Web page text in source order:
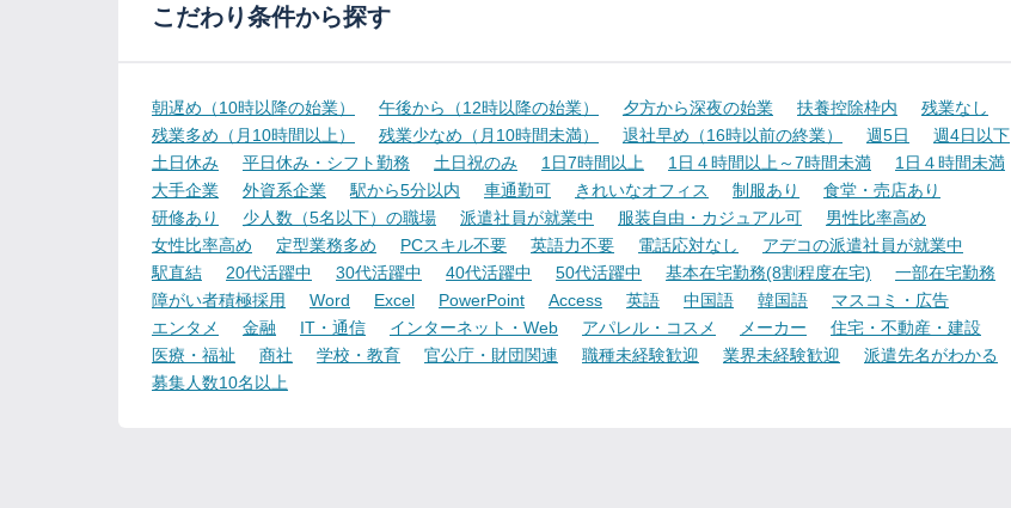
こだわり条件から探す
朝遅め（10時以降の始業） 午後から（12時以降の始業） 夕方から深夜の始業 扶養控除枠内
残業なし
残業多め（月10時間以上）
残業少なめ（月10時間未満） 退社早め（16時以前の終業） 週5日
週4日以下
土日休み
平日休み・シフト勤務 土日祝のみ 1日7時間以上 1日４時間以上～7時間未満
1日４時間未満
大手企業
外資系企業 駅から5分以内 車通勤可 きれいなオフィス 制服あり
食堂・売店あり
研修あり
少人数（5名以下）の職場 派遣社員が就業中 服装自由・カジュアル可
男性比率高め
女性比率高め
定型業務多め PCスキル不要 英語力不要 電話応対なし
アデコの派遣社員が就業中
駅直結
20代活躍中 30代活躍中 40代活躍中 50代活躍中 基本在宅勤務(8割程度在宅)
一部在宅勤務
障がい者積極採用
Word Excel PowerPoint Access 英語 中国語 韓国語
マスコミ・広告
エンタメ
金融 IT・通信 インターネット・Web アパレル・コスメ メーカー
住宅・不動産・建設
医療・福祉
商社 学校・教育 官公庁・財団関連 職種未経験歓迎 業界未経験歓迎
派遣先名がわかる
募集人数10名以上